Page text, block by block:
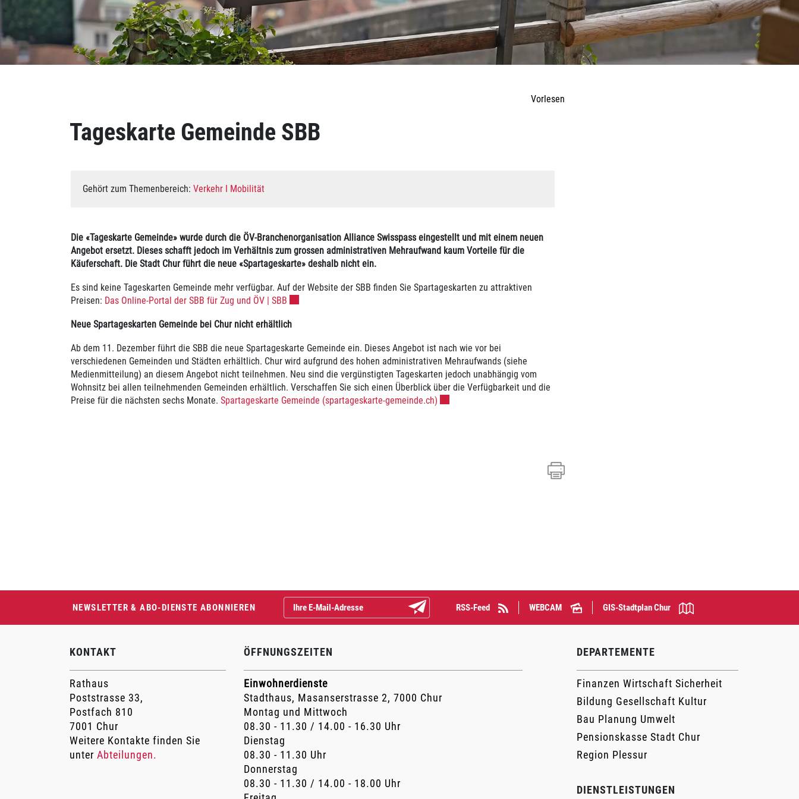
Vorlesen
Tageskarte Gemeinde SBB
Gehört zum Themenbereich: Verkehr I Mobilität
Die «Tageskarte Gemeinde» wurde durch die ÖV-Branchenorganisation Alliance Swisspass eingestellt und mit einem neuen
Angebot ersetzt. Dieses schafft jedoch im Verhältnis zum grossen administrativen Mehraufwand kaum Vorteile für die
Käuferschaft. Die Stadt Chur führt die neue «Spartageskarte» deshalb nicht ein.
Es sind keine Tageskarten Gemeinde mehr verfügbar. Auf der Website der SBB finden Sie Spartageskarten zu attraktiven
Preisen: Das Online-Portal der SBB für Zug und ÖV | SBB
Neue Spartageskarten Gemeinde bei Chur nicht erhältlich
Ab dem 11. Dezember führt die SBB die neue Spartageskarte Gemeinde ein. Dieses Angebot ist nach wie vor bei
verschiedenen Gemeinden und Städten erhältlich. Chur wird aufgrund des hohen administrativen Mehraufwands (siehe
Medienmitteilung) an diesem Angebot nicht teilnehmen. Neu sind die vergünstigten Tageskarten jedoch unabhängig vom
Wohnsitz bei allen teilnehmenden Gemeinden erhältlich. Verschaffen Sie sich einen Überblick über die Verfügbarkeit und die
Preise für die nächsten sechs Monate. Spartageskarte Gemeinde (spartageskarte-gemeinde.ch)
FusszeileNEWSLETTER & ABO-DIENSTE ABONNIEREN Abonnieren RSS-Feed WEBCAM GIS-Stadtplan Chur
KONTAKT
Rathaus
Poststrasse 33,
Postfach 810
7001 Chur
Weitere Kontakte finden Sie
unter Abteilungen.
ÖFFNUNGSZEITEN
Einwohnerdienste
Stadthaus, Masanserstrasse 2, 7000 Chur
Montag und Mittwoch
08.30 - 11.30 / 14.00 - 16.30 Uhr
Dienstag
08.30 - 11.30 Uhr
Donnerstag
08.30 - 11.30 / 14.00 - 18.00 Uhr
DEPARTEMENTE
Finanzen Wirtschaft Sicherheit
Bildung Gesellschaft Kultur
Bau Planung Umwelt
Pensionskasse Stadt Chur
Region Plessur
DIENSTLEISTUNGEN